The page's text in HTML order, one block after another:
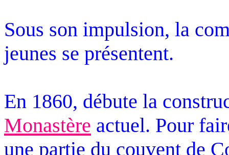
Sous son impulsion, la
jeunes se présentent.
En 1860, débute la
Monastère actuel. Pour
une partie du couvent de